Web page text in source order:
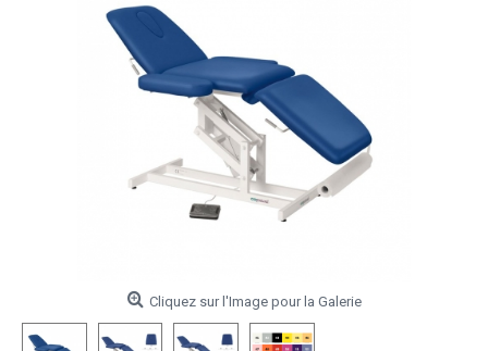
Cliquez sur l'Image pour la Galerie